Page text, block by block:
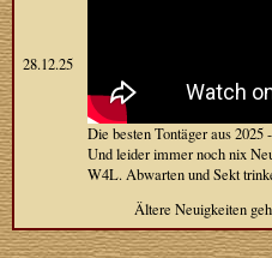
28.12.25
Die besten Tontäger aus
Und leider immer noch nix
W4L. Abwarten und Sekt
Ältere Neuigkeiten